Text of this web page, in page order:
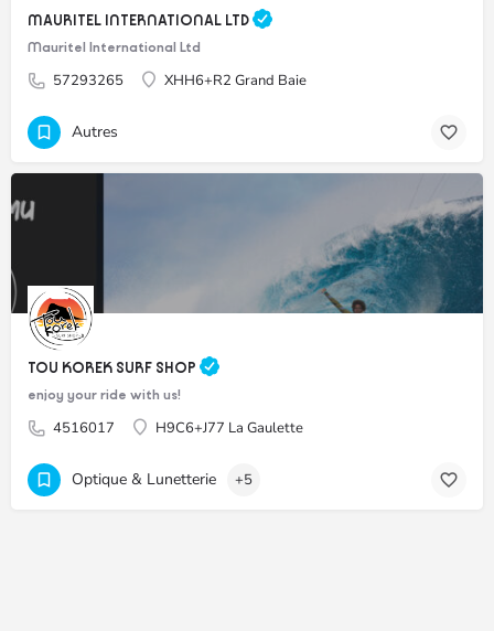
MAURITEL INTERNATIONAL LTD
Mauritel International Ltd
57293265 XHH6+R2 Grand Baie
Autres
TOU KOREK SURF SHOP
enjoy your ride with us!
4516017 H9C6+J77 La Gaulette
Optique & Lunetterie +5